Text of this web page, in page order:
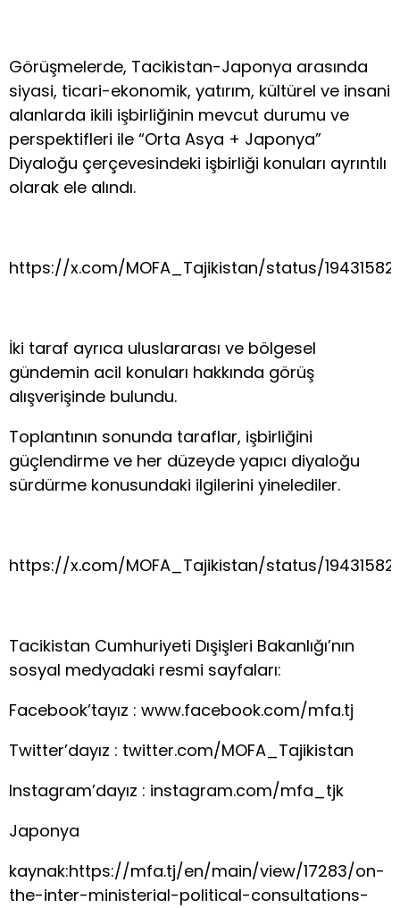
Görüşmelerde, Tacikistan-Japonya arasında
siyasi, ticari-ekonomik, yatırım, kültürel ve insani
alanlarda ikili işbirliğinin mevcut durumu ve
perspektifleri ile “Orta Asya + Japonya”
Diyaloğu çerçevesindeki işbirliği konuları ayrıntılı
olarak ele alındı.
https://x.com/MOFA_Tajikistan/status/
İki taraf ayrıca uluslararası ve bölgesel
gündemin acil konuları hakkında görüş
alışverişinde bulundu.
Toplantının sonunda taraflar, işbirliğini
güçlendirme ve her düzeyde yapıcı diyaloğu
sürdürme konusundaki ilgilerini yinelediler.
https://x.com/MOFA_Tajikistan/status/
Tacikistan Cumhuriyeti Dışişleri Bakanlığı’nın
sosyal medyadaki resmi sayfaları:
Facebook’tayız : www.facebook.com/mfa.tj​
Twitter’dayız : twitter.com/MOFA_Tajikistan​
Instagram’dayız : instagram.com/mfa_tjk​
Japonya
kaynak:https://mfa.tj/en/main/view/17283/on-
the-inter-ministerial-political-consultations-